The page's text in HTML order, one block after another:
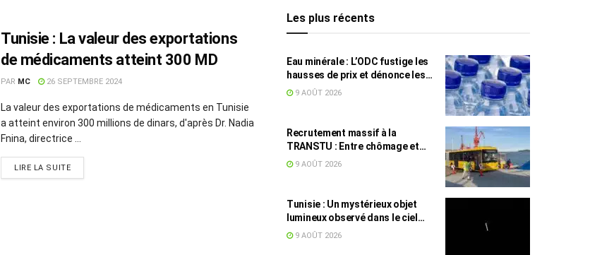
Tunisie : La valeur des exportations
de médicaments atteint 300 MD
PAR MC 26 SEPTEMBRE 2024
La valeur des exportations de médicaments en Tunisie
a atteint environ 300 millions de dinars, d'après Dr. Nadia
Fnina, directrice ...
LIRE LA SUITE
Les plus récents
Eau minérale : L’ODC fustige les
hausses de prix et dénonce les
profiteurs de la pénurie
9 AOÛT 2026
Recrutement massif à la
TRANSTU : Entre chômage et
masse salariale, le difficile
9 AOÛT 2026
Tunisie : Un mystérieux objet
lumineux observé dans le ciel
intrigue les internautes
9 AOÛT 2026